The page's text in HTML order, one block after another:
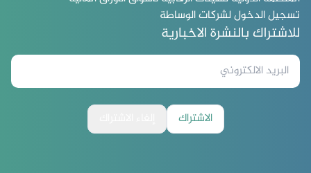
تسجيل الدخول لشركات الوساطة
للاشتراك بالنشرة الاخبارية
الاشتراك